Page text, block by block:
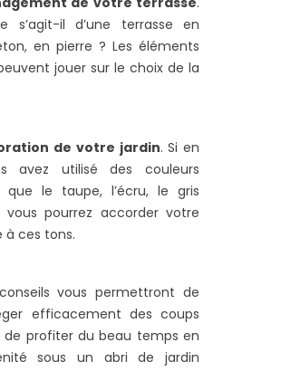
s’agit-il d’une terrasse en
en pierre ? Les éléments
jouer sur le choix de la
de votre jardin. Si en
avez utilisé des couleurs
que le taupe, l’écru, le gris
vous pourrez accorder votre
à ces tons.
vous permettront de
efficacement des coups
de profiter du beau temps en
sous un abri de jardin